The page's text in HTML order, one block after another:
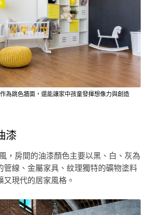
為跳色牆面，還能讓家中孩童發揮想像力與創造
漆
，房間的油漆顏色主要以黑、白、灰為
管線、金屬家具、紋理獨特的礦物塗料
又現代的居家風格。